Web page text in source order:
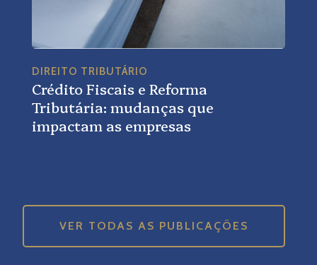
Crédito Fiscais e Reforma
Tributária: mudanças que
impactam as empresas
DIREITO TRIBUTÁRIO
VER TODAS AS PUBLICAÇÕES